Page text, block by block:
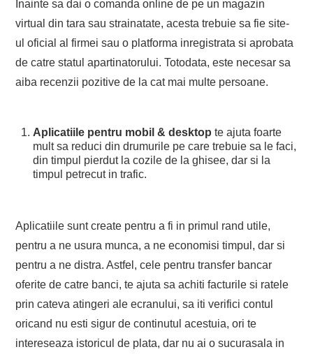
Inainte sa dai o comanda online de pe un magazin
virtual din tara sau strainatate, acesta trebuie sa fie site-
ul oficial al firmei sau o platforma inregistrata si aprobata
de catre statul apartinatorului. Totodata, este necesar sa
aiba recenzii pozitive de la cat mai multe persoane.
Aplicatiile pentru mobil & desktop te ajuta foarte
mult sa reduci din drumurile pe care trebuie sa le faci,
din timpul pierdut la cozile de la ghisee, dar si la
timpul petrecut in trafic.
Aplicatiile sunt create pentru a fi in primul rand utile,
pentru a ne usura munca, a ne economisi timpul, dar si
pentru a ne distra. Astfel, cele pentru transfer bancar
oferite de catre banci, te ajuta sa achiti facturile si ratele
prin cateva atingeri ale ecranului, sa iti verifici contul
oricand nu esti sigur de continutul acestuia, ori te
intereseaza istoricul de plata, dar nu ai o sucurasala in